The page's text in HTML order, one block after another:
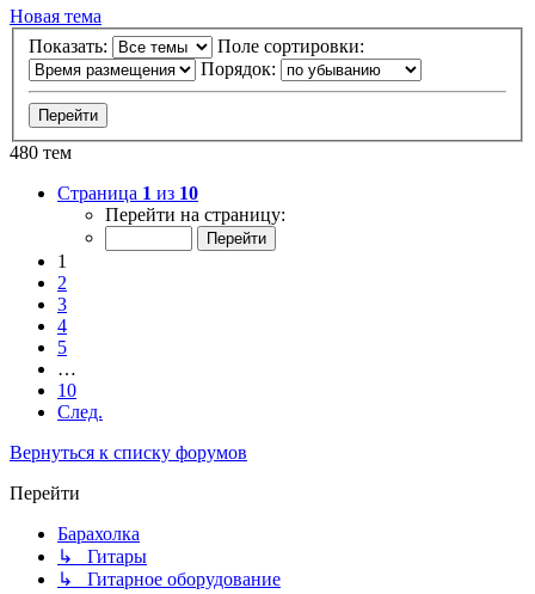
Новая тема
Показать:
Поле сортировки:
Порядок:
480 тем
Страница 1 из 10
Перейти на страницу:
1
2
3
4
5
…
10
След.
Вернуться к списку форумов
Перейти
Барахолка
↳ Гитары
↳ Гитарное оборудование